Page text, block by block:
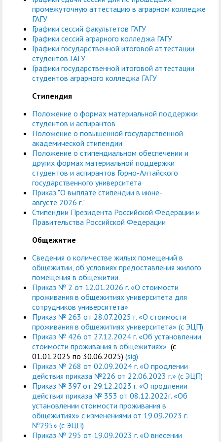
общественностью
Международная
деятельность
Управление по
административно-
Закупки
Профком студентов и
Республиканская
профсоюзная
организация высшей
школы
Лучшие студенты
Сведения о доходах
Вопросы ректору
Структура
образования
Центр тестирования
иностранных граждан
по русскому языку
Центр развития
компетенций
государственных и
муниципальных
Центр русского языка
как иностранного
Совет родителей
(законных
представителей)
несовершеннолетних
обучающихся ГАГУ
Образовательный
модуль «Обучение
служением»
Информация о
предоставлении
академического
промежуточную аттестацию в аграрном колледже
ГАГУ
Графики сессий факультетов ГАГУ
Графики сессий аграрного колледжа ГАГУ
Графики государственной итоговой аттестации
студентов ГАГУ
Графики государственной итоговой аттестации
студентов аграрного колледжа ГАГУ
Cтипендия
Положение о формах материальной поддержки
студентов и аспирантов
Положение о повышенной государственной
академической стипендии
Положение о стипендиальном обеспечении и
других формах материальной поддержки
студентов и аспирантов Горно-Алтайского
государственного университета
Приказ "О выплате стипендии в июне-
августе 2026 г."
Стипендии Президента Российской Федерации и
Правительства Российской Федерации
Общежитие
Сведения о количестве жилых помещений в
общежитии, об условиях предоставления жилого
помещения в общежитии.
Приказ № 2 от 12.01.2026 г. «О стоимости
проживания в общежитиях университета для
сотрудников университета»
Приказ № 263 от 28.07.2025 г. «О стоимости
проживания в общежитиях университета» (с ЭЦП)
Приказ № 426 от 27.12.2024 г. «Об установлении
стоимости проживания в общежитиях» (с
01.01.2025 по 30.06.2025) (sig)
Приказ № 268 от 02.09.2024 г. «О продлении
действия приказа №226 от 22.06.2023 г.» (с ЭЦП)
Приказ № 397 от 29.12.2023 г. «О продлении
действия приказа № 353 от 08.12.2022г. «Об
установлении стоимости проживания в
общежитиях» с изменениями от 19.09.2023 г.
№295» (с ЭЦП)
Приказ № 295 от 19.09.2023 г. «О внесении